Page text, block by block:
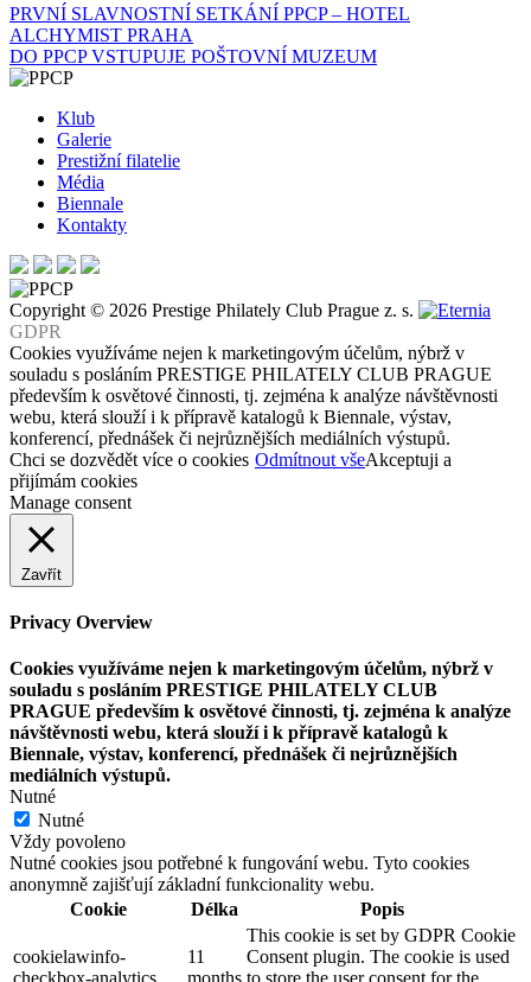
Navigace
pro
příspěvek
PRVNÍ SLAVNOSTNÍ SETKÁNÍ PPCP – HOTEL
ALCHYMIST PRAHA
DO PPCP VSTUPUJE POŠTOVNÍ MUZEUM
Klub
Galerie
Prestižní filatelie
Média
Biennale
Kontakty
Copyright © 2026 Prestige Philately Club Prague z. s.
GDPR
Cookies využíváme nejen k marketingovým účelům, nýbrž v
souladu s posláním PRESTIGE PHILATELY CLUB PRAGUE
především k osvětové činnosti, tj. zejména k analýze návštěvnosti
webu, která slouží i k přípravě katalogů k Biennale, výstav,
konferencí, přednášek či nejrůznějších mediálních výstupů.
Chci se dozvědět více o cookies Odmítnout všeAkceptuji a
přijímám cookies
Manage consent
Zavřít
Privacy Overview
Cookies využíváme nejen k marketingovým účelům, nýbrž v
souladu s posláním PRESTIGE PHILATELY CLUB
PRAGUE především k osvětové činnosti, tj. zejména k analýze
návštěvnosti webu, která slouží i k přípravě katalogů k
Biennale, výstav, konferencí, přednášek či nejrůznějších
mediálních výstupů.
Nutné
Nutné
Vždy povoleno
Nutné cookies jsou potřebné k fungování webu. Tyto cookies
anonymně zajišťují základní funkcionality webu.
Cookie
Délka Popis
cookielawinfo-
11
This cookie is set by GDPR Cookie
Consent plugin. The cookie is used